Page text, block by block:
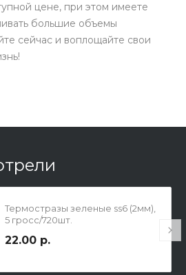
цене, при этом имеете
большие объемы
сейчас и воплощайте свои
Термостразы зеленые ss6 (2мм),
5 гросс/720шт.
22.00 р.